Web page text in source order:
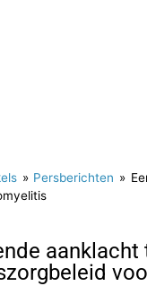
» Persberichten »